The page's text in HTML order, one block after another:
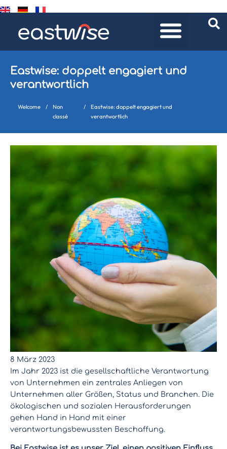
Eastwise: doppelt engagiert und
verantwortlich
Welcome /
Non
classé
/
Eastwise: doppelt engagiert und
verantwortlich
8 März 2023
Im Jahr 2023 ist die gesellschaftliche Verantwortung
von Unternehmen ein zentrales Anliegen von
Unternehmen aller Größen, Status und Branchen. Die
ökologischen und sozialen Herausforderungen
gehen Hand in Hand mit einer
verantwortungsbewussten Beschaffung.